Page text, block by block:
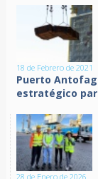
18 de Febrero de 2021
Puerto
estratégico
28 de Enero de 2026